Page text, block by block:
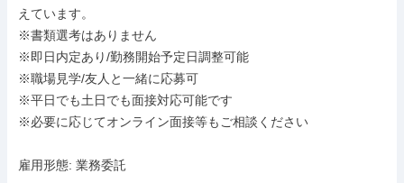
えています。
※書類選考はありません
※即日内定あり/勤務開始予定日調整可能
※職場見学/友人と一緒に応募可
※平日でも土日でも面接対応可能です
※必要に応じてオンライン⾯接等もご相談ください
雇用形態: 業務委託